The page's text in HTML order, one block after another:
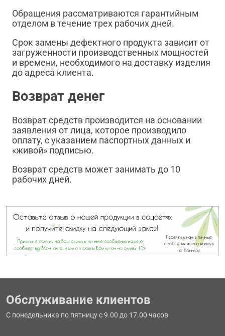
Обращения рассматриваются гарантийным
отделом в течение трех рабочих дней.
Срок замены дефектного продукта зависит от
загруженности производственных мощностей
и времени, необходимого на доставку изделия
до адреса клиента.
Возврат денег
Возврат средств производится на основании
заявления от лица, которое производило
оплату, с указанием паспортных данных и
«живой» подписью.
Возврат средств может занимать до 10
рабочих дней.
Обслуживание клиентов
С понедельника по пятницу с 9.00 до 17.00 часов